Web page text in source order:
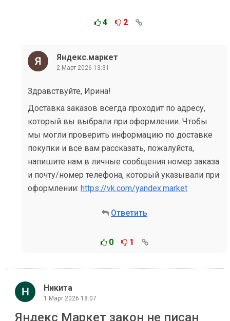
4 2
Яндекс.маркет
2 Март 2026 13:31
Здравствуйте, Ирина!
Доставка заказов всегда проходит по адресу,
который вы выбрали при оформлении. Чтобы
мы могли проверить информацию по доставке
покупки и всё вам рассказать, пожалуйста,
напишите нам в личные сообщения номер заказа
и почту/номер телефона, который указывали при
оформлении: https://vk.com/yandex.market
Ответить
0 1
Никита
1 Март 2026 18:07
Яндекс Маркет закон не писан